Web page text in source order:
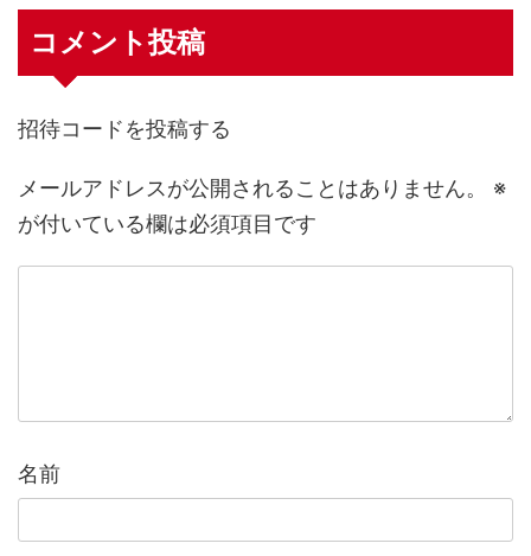
コメント投稿
招待コードを投稿する
メールアドレスが公開されることはありません。
※
が付いている欄は必須項目です
名前